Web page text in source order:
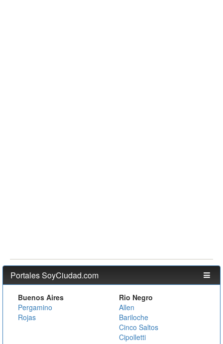
Portales SoyCiudad.com
Buenos Aires
Pergamino
Rojas
Rio Negro
Allen
Bariloche
Cinco Saltos
Cipolletti